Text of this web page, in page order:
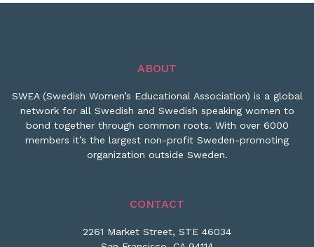
ABOUT
SWEA (Swedish Women’s Educational Association) is a global
network for all Swedish and Swedish speaking women to
bond together through common roots. With over 6000
members it’s the largest non-profit Sweden-promoting
organization outside Sweden.
CONTACT
2261 Market Street, STE 46034